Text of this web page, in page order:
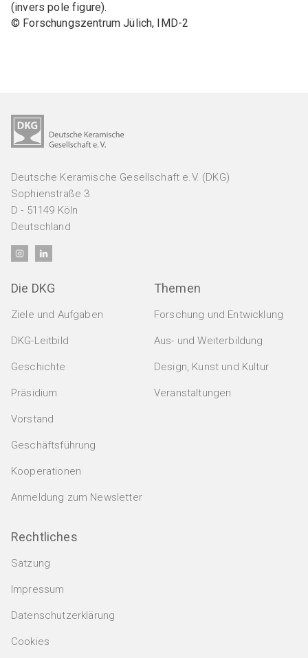
(invers pole figure).
© Forschungszentrum Jülich, IMD-2
Deutsche Keramische Gesellschaft e.V. (DKG)
Sophienstraße 3
D - 51149 Köln
Deutschland
Die DKG
Ziele und Aufgaben
DKG-Leitbild
Geschichte
Präsidium
Vorstand
Geschäftsführung
Kooperationen
Anmeldung zum Newsletter
Themen
Forschung und Entwicklung
Aus- und Weiterbildung
Design, Kunst und Kultur
Veranstaltungen
Rechtliches
Satzung
Impressum
Datenschutzerklärung
Cookies